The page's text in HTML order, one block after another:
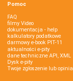
Pomoc
FAQ
filmy Video
dokumentacja - help
kalkulatory podatkowe
darmowy e-book PIT-11
aktualności e-pity
dane techniczne API, XML
Dysk e-pity
Twoje zgłoszenie lub opinia